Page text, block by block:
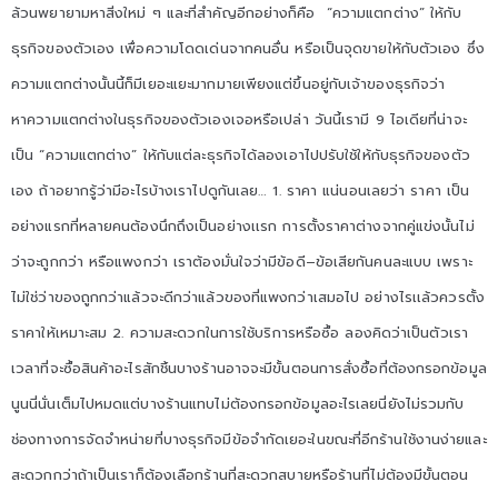
ล้วนพยายามหาสิ่งใหม่ ๆ และที่สำคัญอีกอย่างก็คือ “ความแตกต่าง” ให้กับ
ธุรกิจของตัวเอง เพื่อความโดดเด่นจากคนอื่น หรือเป็นจุดขายให้กับตัวเอง ซึ่ง
ความแตกต่างนั้นนี้ก็มีเยอะแยะมากมายเพียงแต่ขึ้นอยู่กับเจ้าของธุรกิจว่า
หาความแตกต่างในธุรกิจของตัวเองเจอหรือเปล่า วันนี้เรามี 9 ไอเดียที่น่าจะ
เป็น “ความแตกต่าง” ให้กับแต่ละธุรกิจได้ลองเอาไปปรับใช้ให้กับธุรกิจของตัว
เอง ถ้าอยากรู้ว่ามีอะไรบ้างเราไปดูกันเลย… 1. ราคา แน่นอนเลยว่า ราคา เป็น
อย่างแรกที่หลายคนต้องนึกถึงเป็นอย่างเเรก การตั้งราคาต่างจากคู่แข่งนั้นไม่
ว่าจะถูกกว่า หรือแพงกว่า เราต้องมั่นใจว่ามีข้อดี–ข้อเสียกันคนละแบบ เพราะ
ไม่ใช่ว่าของถูกกว่าแล้วจะดีกว่าแล้วของที่แพงกว่าเสมอไป อย่างไรเเล้วควรตั้ง
ราคาให้เหมาะสม 2. ความสะดวกในการใช้บริการหรือซื้อ ลองคิดว่าเป็นตัวเรา
เวลาที่จะซื้อสินค้าอะไรสักชิ้นบางร้านอาจจะมีขั้นตอนการสั่งซื้อที่ต้องกรอกข้อมูล
นูนนี่นั่นเต็มไปหมดแต่บางร้านแทบไม่ต้องกรอกข้อมูลอะไรเลยนี่ยังไม่รวมกับ
ช่องทางการจัดจำหน่ายที่บางธุรกิจมีข้อจำกัดเยอะในขณะที่อีกร้านใช้งานง่ายและ
สะดวกกว่าถ้าเป็นเราก็ต้องเลือกร้านที่สะดวกสบายหรือร้านที่ไม่ต้องมีขั้นตอน